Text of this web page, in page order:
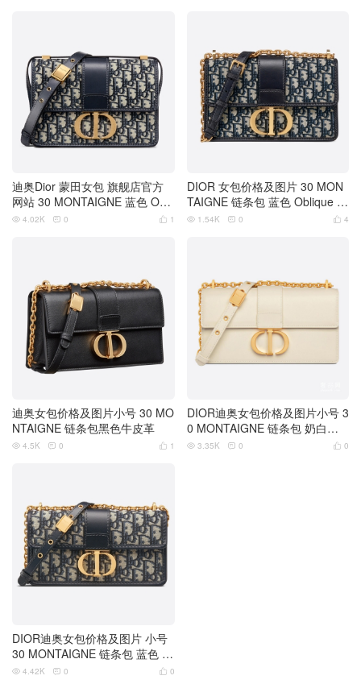
迪奥Dior 蒙田女包 旗舰店官方
网站 30 MONTAIGNE 蓝色 Obli
que 印花
 1
 4.02K  0
DIOR 女包价格及图片 30 MON
TAIGNE 链条包 蓝色 Oblique 印
花
 4
 1.54K  0
迪奥女包价格及图片小号 30 MO
NTAIGNE 链条包黑色牛皮革
 1
 4.5K  0
DIOR迪奥女包价格及图片小号 3
0 MONTAIGNE 链条包 奶白色
牛皮革
 0
 3.35K  0
DIOR迪奥女包价格及图片 小号
30 MONTAIGNE 链条包 蓝色 O
blique 印花
 0
 4.42K  0